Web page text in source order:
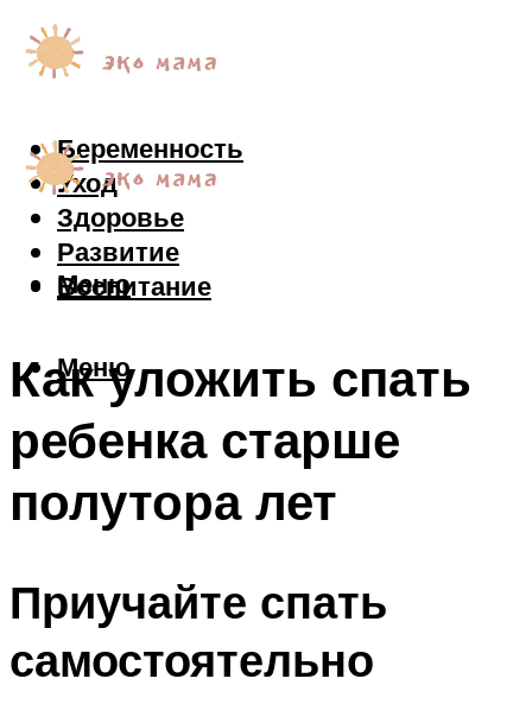
Беременность
Уход
Здоровье
Развитие
Воспитание
Меню
Меню
Как уложить спать
ребенка старше
полутора лет
Приучайте спать
самостоятельно